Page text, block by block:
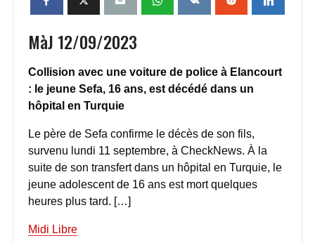
MàJ 12/09/2023
Collision avec une voiture de police à Elancourt
: le jeune Sefa, 16 ans, est décédé dans un
hôpital en Turquie
Le père de Sefa confirme le décès de son fils,
survenu lundi 11 septembre, à CheckNews. À la
suite de son transfert dans un hôpital en Turquie, le
jeune adolescent de 16 ans est mort quelques
heures plus tard. […]
Midi Libre